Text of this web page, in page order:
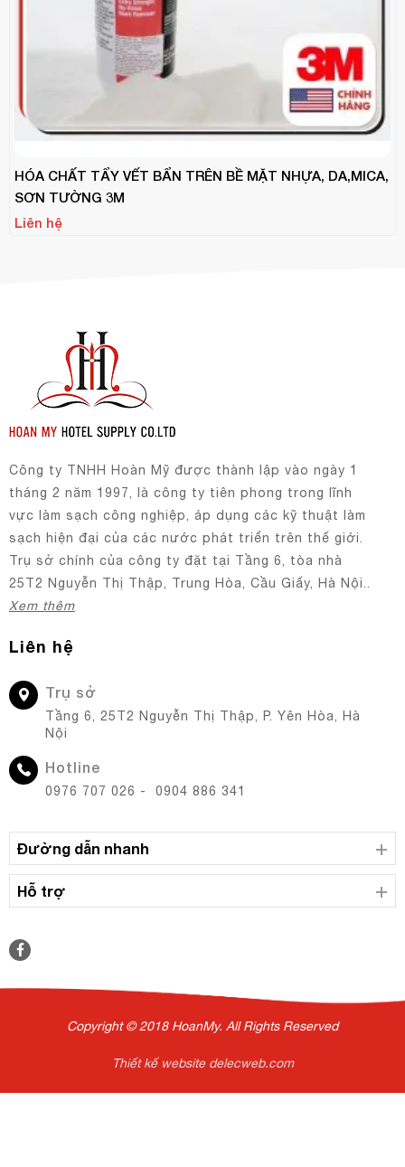
HÓA CHẤT TẨY VẾT BẨN TRÊN BỀ MẶT NHỰA, DA,MICA,
SƠN TƯỜNG 3M
Liên hệ
Công ty TNHH Hoàn Mỹ được thành lập vào ngày 1
tháng 2 năm 1997, là công ty tiên phong trong lĩnh
vực làm sạch công nghiệp, áp dụng các kỹ thuật làm
sạch hiện đại của các nước phát triển trên thế giới.
Trụ sở chính của công ty đặt tại Tầng 6, tòa nhà
25T2 Nguyễn Thị Thập, Trung Hòa, Cầu Giấy, Hà Nội..
Xem thêm
Liên hệ
Trụ sở
Tầng 6, 25T2 Nguyễn Thị Thập, P. Yên Hòa, Hà
Nội
Hotline
0976 707 026 - 0904 886 341
Đường dẫn nhanh
Hỗ trợ
Copyright © 2018 HoanMy. All Rights Reserved
Thiết kế website delecweb.com